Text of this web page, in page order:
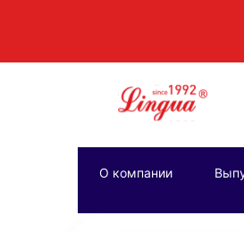
О компании